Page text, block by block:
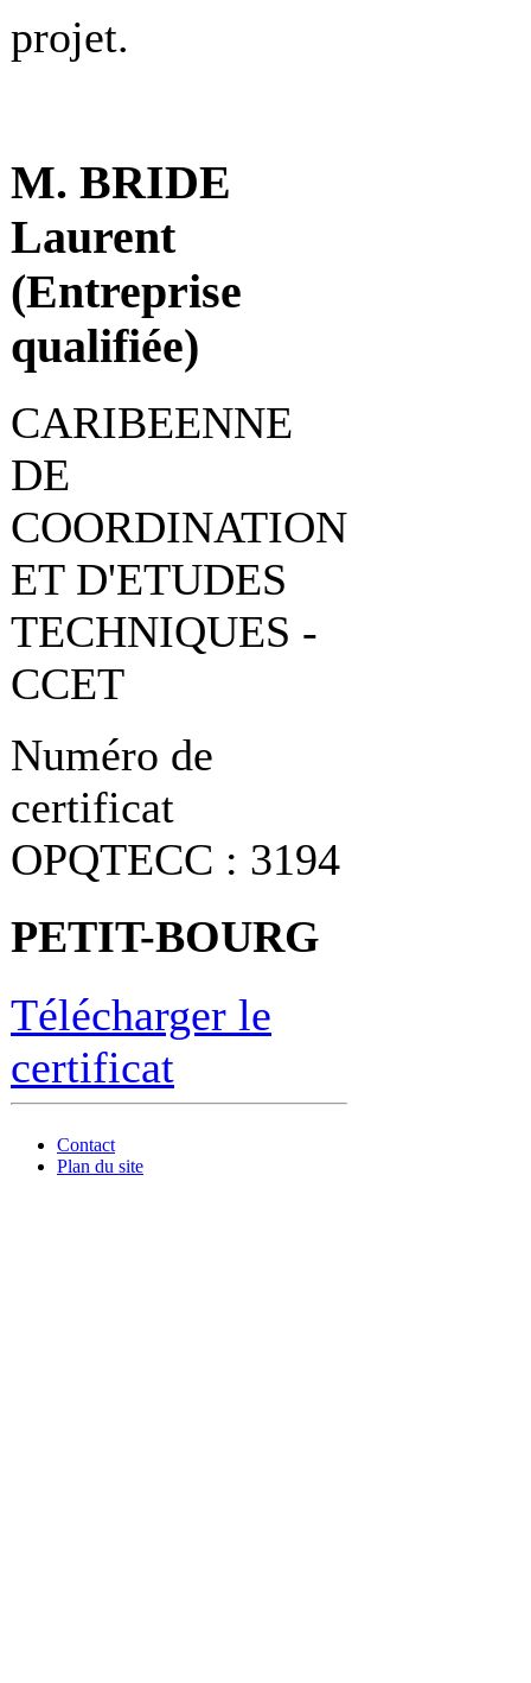
projet.
M. BRIDE
Laurent
(Entreprise
qualifiée)
CARIBEENNE
DE
COORDINATION
ET D'ETUDES
TECHNIQUES -
CCET
Numéro de
certificat
OPQTECC : 3194
PETIT-BOURG
Télécharger le
certificat
Contact
Plan du site